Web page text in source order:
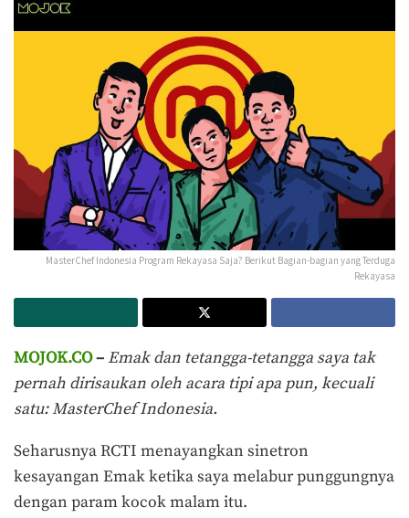
MasterChef Indonesia Program Rekayasa Saja? Berikut Bagian-bagian yang Terduga
Rekayasa
MOJOK.CO– Emak dan tetangga-tetangga saya tak
pernah dirisaukan oleh acara tipi apa pun, kecuali
satu: MasterChef Indonesia.
Seharusnya RCTI menayangkan sinetron
kesayangan Emak ketika saya melabur punggungnya
dengan param kocok malam itu.